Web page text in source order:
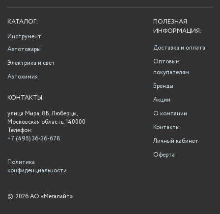
ПОЛЕЗНАЯ
ИНФОРМАЦИЯ:
Доставка и оплата
Оптовым
покупателям
Бренды
Акции
О компании
Контакты
Личный кабинет
Оферта
КАТАЛОГ:
Инструмент
Автотовары
Электрика и свет
Автохимия
КОНТАКТЫ:
улица Мира, 8Б, Люберцы,
Московская область, 140000
Телефон:
+7 (495) 36-36-678
Политика
конфиденциальности
© 2026 АО «Мегалайт»